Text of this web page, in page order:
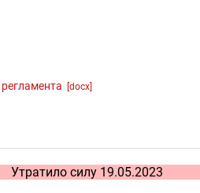
[docx]
Утратило силу 19.05.2023